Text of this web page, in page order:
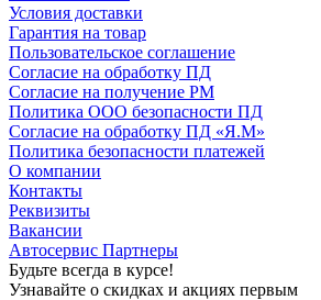
Условия доставки
Гарантия на товар
Пользовательское соглашение
Согласие на обработку ПД
Согласие на получение РМ
Политика ООО безопасности ПД
Согласие на обработку ПД «Я.М»
Политика безопасности платежей
О компании
Контакты
Реквизиты
Вакансии
Автосервис Партнеры
Будьте всегда в курсе!
Узнавайте о скидках и акциях первым